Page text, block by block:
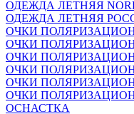
ОДЕЖДА ЛЕТНЯЯ
ОДЕЖДА ЛЕТНЯЯ
ОЧКИ
ОЧКИ
ОЧКИ
ОЧКИ
ОЧКИ
ОЧКИ
ОСНАСТКА